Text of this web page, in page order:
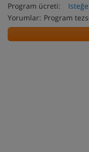
Program ücreti:
Yorumlar: Program